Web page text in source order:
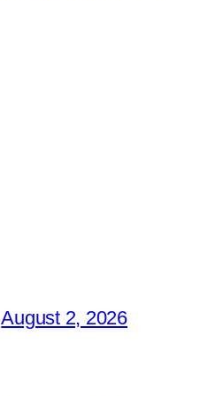
August 2, 2026